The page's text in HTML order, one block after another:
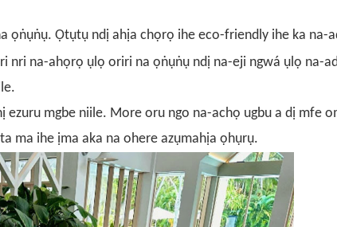
ọṅụṅụ. Ọtụtụ ndị ahịa chọrọ ihe eco-friendly ihe ka na-
nri na-ahọrọ ụlọ oriri na ọṅụṅụ ndị na-eji ngwá ụlọ na-
ezuru mgbe niile. More oru ngo na-achọ ugbu a dị mfe
ma ihe ịma aka na ohere azụmahịa ọhụrụ.